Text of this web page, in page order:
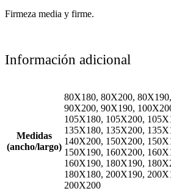
Firmeza media y firme.
Información adicional
Medidas
(ancho/largo)
80X180, 80X200,
90X200, 90X190,
105X180, 105X200,
135X180, 135X200,
140X200, 150X200,
150X190, 160X200,
160X190, 180X190,
180X180, 200X190,
200X200